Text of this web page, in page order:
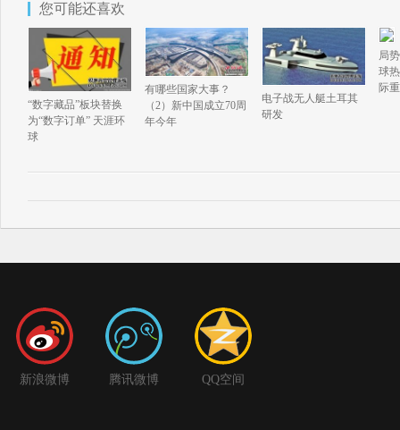
您可能还喜欢
“数字藏品”板块替换
为“数字订单” 天涯环
球
有哪些国家大事？
（2）新中国成立70周
年今年
电子战无人艇土耳其
研发
局
球
际
新浪微博 腾讯微博 QQ空间